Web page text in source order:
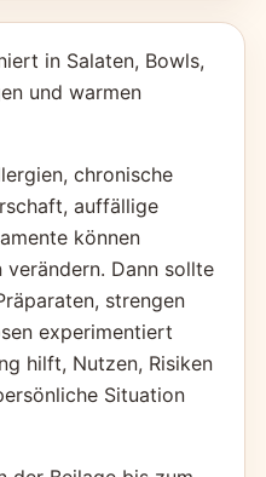
in Salaten, Bowls,
und warmen
chronische
auffällige
können
verändern. Dann sollte
strengen
experimentiert
hilft, Nutzen, Risiken
Situation